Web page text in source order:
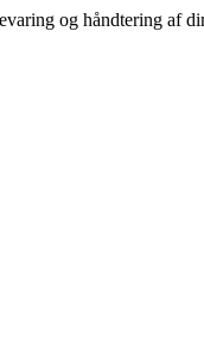
og håndtering af